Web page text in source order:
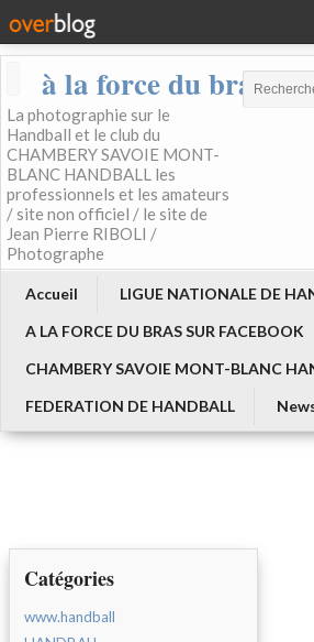
à la force du bras
La photographie sur le
Handball et le club du
CHAMBERY SAVOIE MONT-
BLANC HANDBALL les
professionnels et les amateurs
/ site non officiel / le site de
Jean Pierre RIBOLI /
Photographe
Accueil
LIGUE NATIONALE DE
A LA FORCE DU BRAS SUR FACEBOOK
CHAMBERY SAVOIE MONT-BLANC
FEDERATION DE HANDBALL
Catégories
www.handball